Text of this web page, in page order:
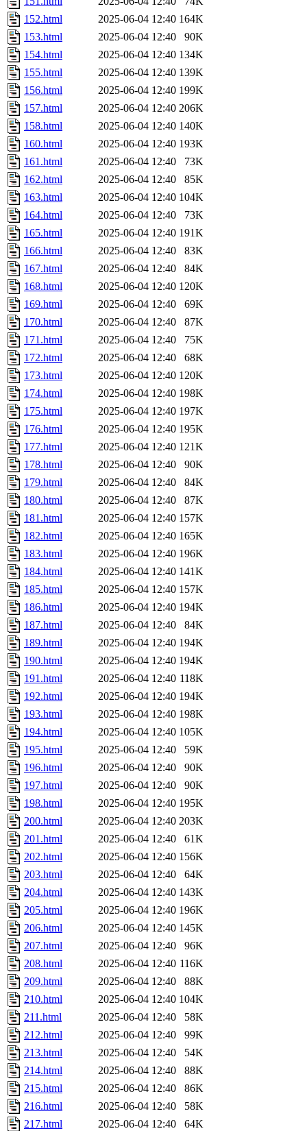
152.html
2025-06-04 12:40 164K
153.html
2025-06-04 12:40
90K
154.html
2025-06-04 12:40 134K
155.html
2025-06-04 12:40 139K
156.html
2025-06-04 12:40 199K
157.html
2025-06-04 12:40 206K
158.html
2025-06-04 12:40 140K
160.html
2025-06-04 12:40 193K
161.html
2025-06-04 12:40
73K
162.html
2025-06-04 12:40
85K
163.html
2025-06-04 12:40 104K
164.html
2025-06-04 12:40
73K
165.html
2025-06-04 12:40 191K
166.html
2025-06-04 12:40
83K
167.html
2025-06-04 12:40
84K
168.html
2025-06-04 12:40 120K
169.html
2025-06-04 12:40
69K
170.html
2025-06-04 12:40
87K
171.html
2025-06-04 12:40
75K
172.html
2025-06-04 12:40
68K
173.html
2025-06-04 12:40 120K
174.html
2025-06-04 12:40 198K
175.html
2025-06-04 12:40 197K
176.html
2025-06-04 12:40 195K
177.html
2025-06-04 12:40 121K
178.html
2025-06-04 12:40
90K
179.html
2025-06-04 12:40
84K
180.html
2025-06-04 12:40
87K
181.html
2025-06-04 12:40 157K
182.html
2025-06-04 12:40 165K
183.html
2025-06-04 12:40 196K
184.html
2025-06-04 12:40 141K
185.html
2025-06-04 12:40 157K
186.html
2025-06-04 12:40 194K
187.html
2025-06-04 12:40
84K
189.html
2025-06-04 12:40 194K
190.html
2025-06-04 12:40 194K
191.html
2025-06-04 12:40 118K
192.html
2025-06-04 12:40 194K
193.html
2025-06-04 12:40 198K
194.html
2025-06-04 12:40 105K
195.html
2025-06-04 12:40
59K
196.html
2025-06-04 12:40
90K
197.html
2025-06-04 12:40
90K
198.html
2025-06-04 12:40 195K
200.html
2025-06-04 12:40 203K
201.html
2025-06-04 12:40
61K
202.html
2025-06-04 12:40 156K
203.html
2025-06-04 12:40
64K
204.html
2025-06-04 12:40 143K
205.html
2025-06-04 12:40 196K
206.html
2025-06-04 12:40 145K
207.html
2025-06-04 12:40
96K
208.html
2025-06-04 12:40 116K
209.html
2025-06-04 12:40
88K
210.html
2025-06-04 12:40 104K
211.html
2025-06-04 12:40
58K
212.html
2025-06-04 12:40
99K
213.html
2025-06-04 12:40
54K
214.html
2025-06-04 12:40
88K
215.html
2025-06-04 12:40
86K
216.html
2025-06-04 12:40
58K
217.html
2025-06-04 12:40
64K